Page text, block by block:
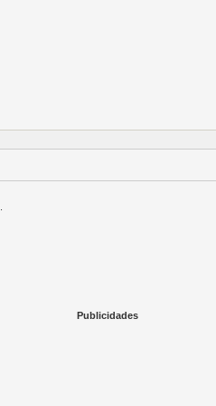
Publicidades